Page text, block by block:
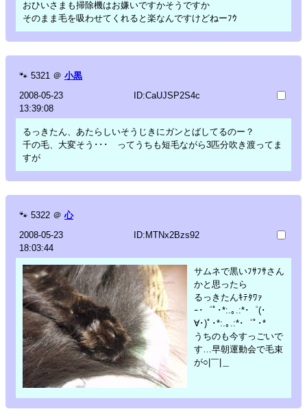
おひいさまも掃除機はお嫌いですかそうですか
そのまま毛を吸わせてくれると楽なんですけどねーﾌｳ
🐾 5321 ＠ 小黒
2008-05-23
13:39:08
ID:CaUJSP2S4c
るっきたん、あたらしいそうじきにガンとばしてるのー？
千の毛、大変そう･･･ ってうちも短毛ながら3匹分吹き渡ってま
すが
🐾 5322 ＠ 心
2008-05-23
18:03:44
ID:MTNx2Bzs92
サムネで黒いﾌｻﾌｻさん
かと思ったら
るっきたんｷﾃﾀﾜｧ
ｰ･゜ﾟ･*:.｡.:*･゜(･
∀･)ﾟ･*:.｡.:*･゜ﾟ･*
うちのも今すっごいで
す…早朝運動会で毛束
が○|￣|＿